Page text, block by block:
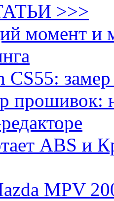
>>>
момент и
CS55:
прошивок:
ABS и
MPV